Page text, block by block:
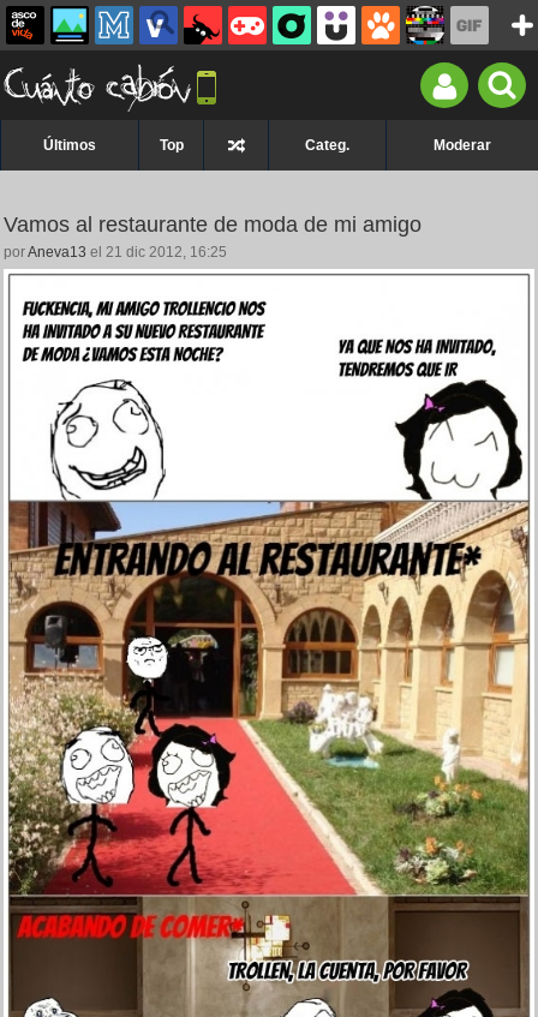
Últimos Top Categ. Moderar
Vamos al restaurante de moda de mi amigo
porAneva13 el 21 dic 2012, 16:25